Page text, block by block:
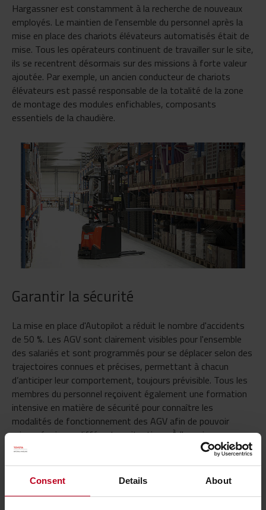
Consent Details About
Hargassner est constamment à la recherche de nouveaux
employés. Le maintien de l'ensemble du personnel après la
mise en place des chariots élévateurs automatisés était de
mise. Tous les opérateurs continuent de travailler sur le site,
ils se recentrent désormais sur des missions à forte valeur
ajoutée. Par exemple, un ancien conducteur de chariots
élévateurs est passé responsable de la totalité de la zone
de montage des modules enfichables, composants
essentiels de la chaudière.
Garantir la sécurité
La mise en place d'Autopilot a réduit le nombre d'accidents
de 50 %. Les AGV sont clairement visibles pour l'ensemble
des salariés et sont programmés pour se déplacer selon des
trajectoires connues et précises, permettant à chacun
d’anticiper leur comportement, toujours prévisible. Tous les
membres du personnel reçoivent également une formation
intensive en matière de sécurité pour connaître les
modalités de fonctionnement des AGV afin de pouvoir
mieux réagir aux différentes situations. À l'avenir,
Hargassner envisage d'investir dans d'autres solutions
automatisées Toyota.